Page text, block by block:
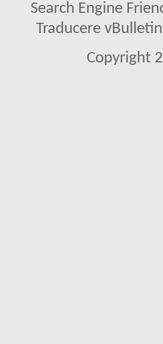
Search Engine
Traducere
Copyright